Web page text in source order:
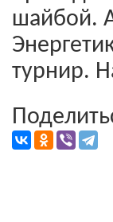
шайбой.
турнир.